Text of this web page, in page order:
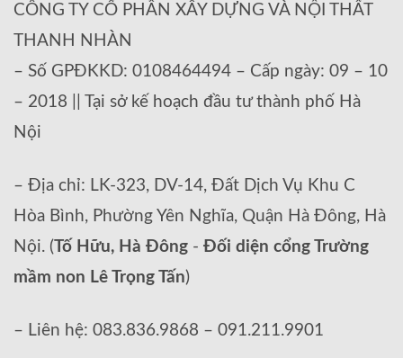
CÔNG TY CỔ PHẦN XÂY DỰNG VÀ NỘI THẤT
THANH NHÀN
– Số GPĐKKD: 0108464494 – Cấp ngày: 09 – 10
– 2018 || Tại sở kế hoạch đầu tư thành phố Hà
Nội
– Địa chỉ: LK-323, DV-14, Đất Dịch Vụ Khu C
Hòa Bình, Phường Yên Nghĩa, Quận Hà Đông, Hà
Nội. (Tố Hữu, Hà Đông - Đối diện cổng Trường
mầm non Lê Trọng Tấn)
– Liên hệ: 083.836.9868 – 091.211.9901